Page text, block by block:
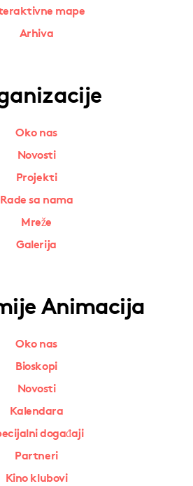
mape
Arhiva
Oko nas
Novosti
Projekti
Rade sa nama
Mreže
Galerija
Animacija
Oko nas
Bioskopi
Novosti
Kalendara
događaji
Partneri
Kino klubovi